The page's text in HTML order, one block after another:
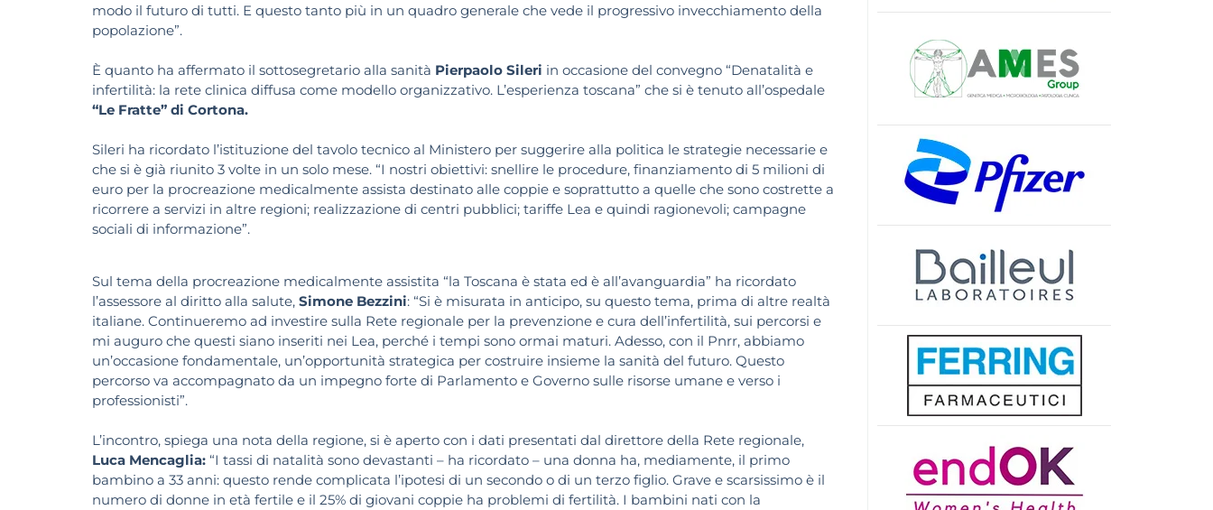
modo il futuro di tutti. E questo tanto più in un quadro generale che vede il progressivo invecchiamento della
popolazione”.
È quanto ha affermato il sottosegretario alla sanità Pierpaolo Sileri in occasione del convegno “Denatalità e
infertilità: la rete clinica diffusa come modello organizzativo. L’esperienza toscana” che si è tenuto all’ospedale
“Le Fratte” di Cortona.
Sileri ha ricordato l’istituzione del tavolo tecnico al Ministero per suggerire alla politica le strategie necessarie e
che si è già riunito 3 volte in un solo mese. “I nostri obiettivi: snellire le procedure, finanziamento di 5 milioni di
euro per la procreazione medicalmente assista destinato alle coppie e soprattutto a quelle che sono costrette a
ricorrere a servizi in altre regioni; realizzazione di centri pubblici; tariffe Lea e quindi ragionevoli; campagne
sociali di informazione”.
Sul tema della procreazione medicalmente assistita “la Toscana è stata ed è all’avanguardia” ha ricordato
l’assessore al diritto alla salute, Simone Bezzini: “Si è misurata in anticipo, su questo tema, prima di altre realtà
italiane. Continueremo ad investire sulla Rete regionale per la prevenzione e cura dell’infertilità, sui percorsi e
mi auguro che questi siano inseriti nei Lea, perché i tempi sono ormai maturi. Adesso, con il Pnrr, abbiamo
un’occasione fondamentale, un’opportunità strategica per costruire insieme la sanità del futuro. Questo
percorso va accompagnato da un impegno forte di Parlamento e Governo sulle risorse umane e verso i
professionisti”.
L’incontro, spiega una nota della regione, si è aperto con i dati presentati dal direttore della Rete regionale,
Luca Mencaglia: “I tassi di natalità sono devastanti – ha ricordato – una donna ha, mediamente, il primo
bambino a 33 anni: questo rende complicata l’ipotesi di un secondo o di un terzo figlio. Grave e scarsissimo è il
numero di donne in età fertile e il 25% di giovani coppie ha problemi di fertilità. I bambini nati con la